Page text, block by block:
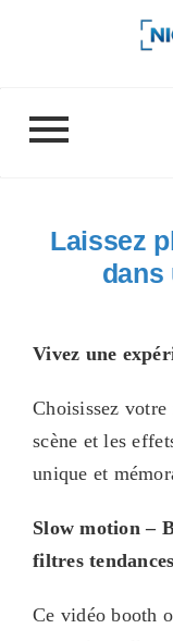
Laissez
dans
Vivez une
Choisissez
scène et les
unique et
Slow motion –
filtres tendances
Ce vidéo booth